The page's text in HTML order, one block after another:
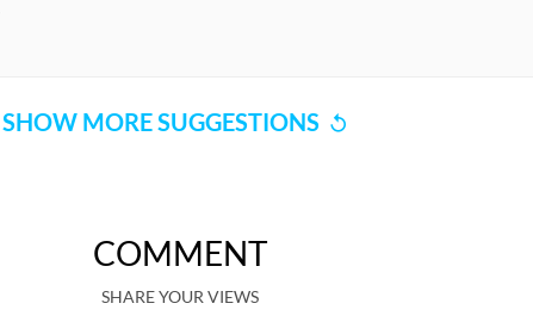
SHOW MORE SUGGESTIONS
COMMENT
SHARE YOUR VIEWS